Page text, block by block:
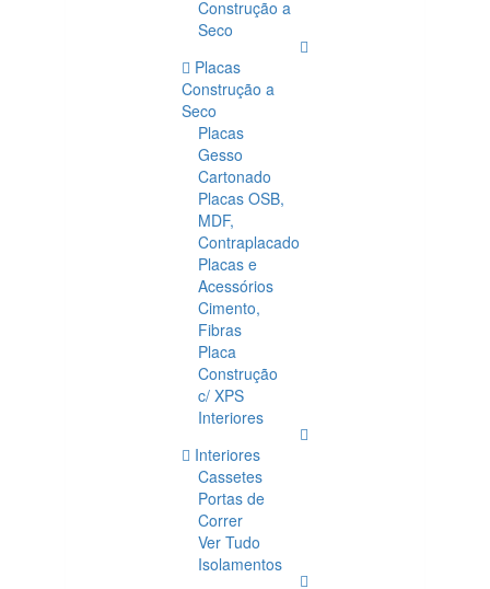
Construção a
Seco
Placas
Construção a
Seco
Placas
Gesso
Cartonado
Placas OSB,
MDF,
Contraplacado
Placas e
Acessórios
Cimento,
Fibras
Placa
Construção
c/ XPS
Interiores
Interiores
Cassetes
Portas de
Correr
Ver Tudo
Isolamentos